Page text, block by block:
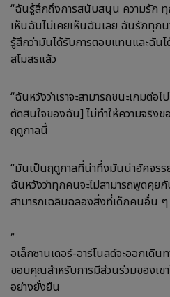
“ฉันรู้สึกถึงการสนับสนุน ความรัก
เห็นฉันไม่เคยเห็นฉันเลย ฉันรักทุก
รู้สึกว่ามันได้รับการตอบแทนและฉัน
สโมสรแล้ว
“ฉันหวังว่าเราจะสามารถชนะเกมต่อ
ตัดสินใจของฉัน] ไม่ทำให้ความจริงข
ฤดูกาลนี้
“มันเป็นฤดูกาลที่น่าทึ่งมันน่าอัศจร
ฉันหวังว่าทุกคนจะไม่สามารถพูดคุย
สามารถเฉลิมฉลองสิ่งที่เด็กคนอื่น ๆ
”
อเล็กซานเดอร์-อาร์โนลด์จะออกเดิ
ขอบคุณสำหรับการมีส่วนร่วมของเขา
อย่างยั่งยืน